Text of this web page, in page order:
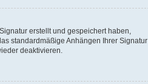
erstellt und gespeichert haben,
standardmäßige Anhängen Ihrer Signatur
deaktivieren.